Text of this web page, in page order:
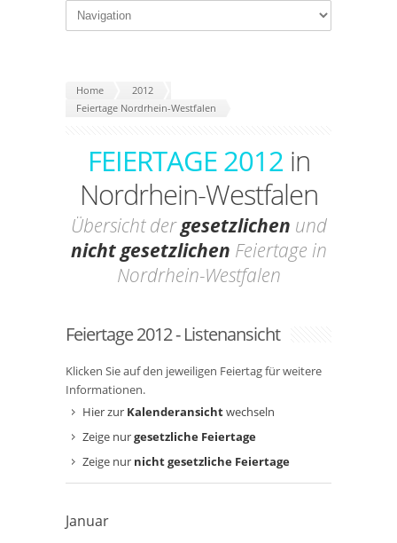
Home
2012
Feiertage Nordrhein-Westfalen
FEIERTAGE 2012 in
Nordrhein-Westfalen
Übersicht dergesetzlichen und
nicht gesetzlichen Feiertage in
Nordrhein-Westfalen
Feiertage 2012 - Listenansicht
Klicken Sie auf den jeweiligen Feiertag für weitere
Informationen.
Hier zur Kalenderansichtwechseln
Zeige nurgesetzliche Feiertage
Zeige nur nicht gesetzliche Feiertage
Januar